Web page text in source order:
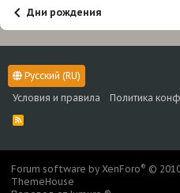
Дни рождения
Русский (RU)
Условия и правила
Политика
R
Forum software by XenForo® ©
ThemeHouse